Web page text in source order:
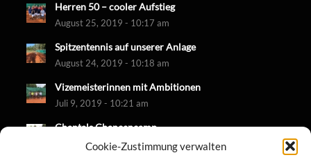
Cookie-Zustimmung verwalten
Herren 50 – cooler Aufstieg
August 25, 2019 - 10:17 am
Spitzentennis auf unserer Anlage
August 24, 2019 - 10:18 am
Vizemeisterinnen mit Ambitionen
Juli 9, 2019 - 10:21 am
Chantals Chancencamp
Juni 30, 2019 - 10:18 am